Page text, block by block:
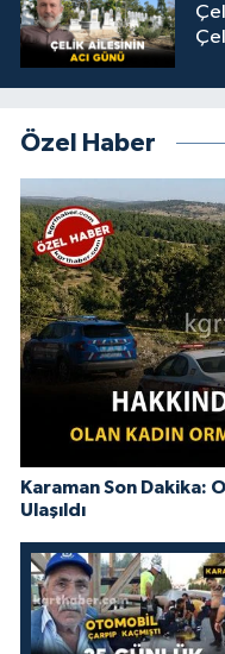
Özel Haber
Karaman Son Dakika:
Ulaşıldı